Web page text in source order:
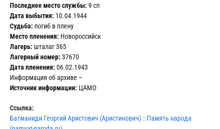
Последнее место службы: 9 сп
Дата выбытия: 10.04.1944
Судьба: погиб в плену
Место пленения: Новороссийск
Лагерь: шталаг 365
Лагерный номер: 37670
Дата пленения: 06.02.1943
Информация об архиве –
Источник информации: ЦАМО
Ссылка:
Батманиди Георгий Аристович (Аристинович) :: Память народа